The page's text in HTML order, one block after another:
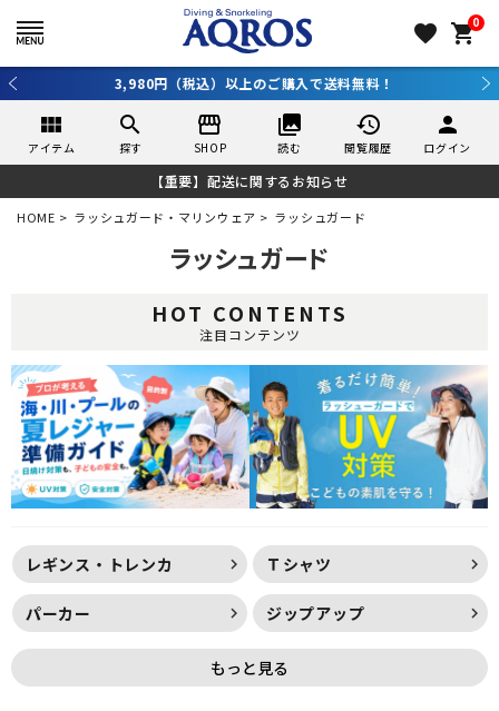
favorite 0
shopping_cart
3,980円（税込）以上のご購入で送料無料！
view_module
アイテム
search
探す
storefront
SHOP
collections
読む
history
閲覧履歴
person
ログイン
【重要】配送に関するお知らせ
HOME ラッシュガード・マリンウェア ラッシュガード
ラッシュガード
HOT CONTENTS
注目コンテンツ
レギンス・トレンカ Ｔシャツ
パーカー ジップアップ
もっと見る